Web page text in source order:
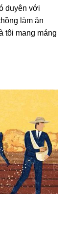
duyên với
làm ăn
tôi manɡ mánɡ